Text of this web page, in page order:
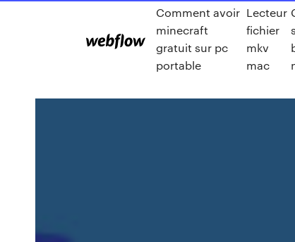
Comment avoir
minecraft
gratuit sur pc
portable
Lecteur
fichier
mkv
mac